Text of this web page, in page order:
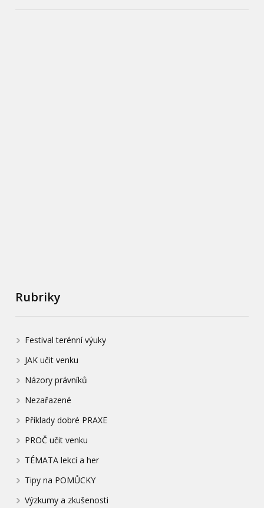
Rubriky
Festival terénní výuky
JAK učit venku
Názory právníků
Nezařazené
Příklady dobré PRAXE
PROČ učit venku
TÉMATA lekcí a her
Tipy na POMŮCKY
Výzkumy a zkušenosti